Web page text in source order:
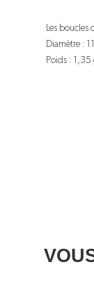
Les
Diamètre :
Poids : 1,35